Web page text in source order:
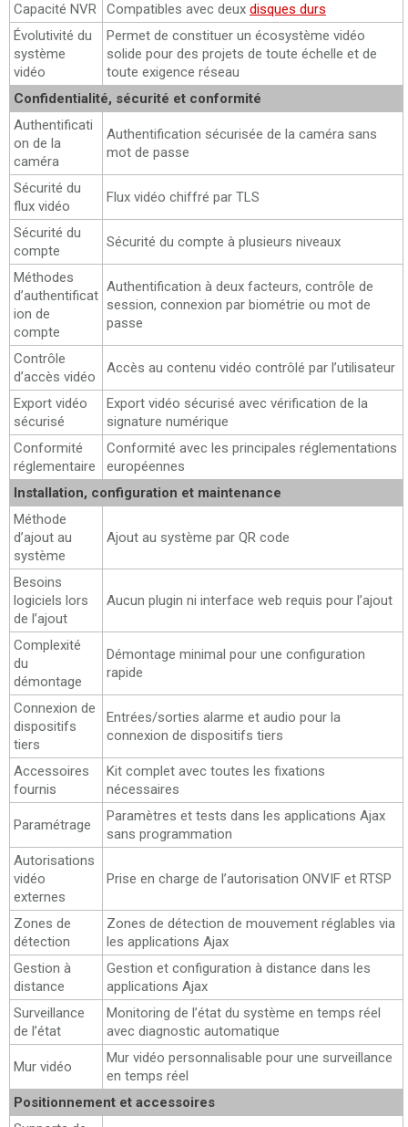
Capacité NVR Compatibles avec deux disques durs
Évolutivité du
système
vidéo
Permet de constituer un écosystème vidéo
solide pour des projets de toute échelle et de
toute exigence réseau
Confidentialité, sécurité et conformité
Authentificati
on de la
caméra
Authentification sécurisée de la caméra sans
mot de passe
Sécurité du
flux vidéo
Flux vidéo chiffré par TLS
Sécurité du
compte
Sécurité du compte à plusieurs niveaux
Méthodes
d’authentificat
ion de
compte
Authentification à deux facteurs, contrôle de
session, connexion par biométrie ou mot de
passe
Contrôle
d’accès vidéo
Accès au contenu vidéo contrôlé par l’utilisateur
Export vidéo
sécurisé
Export vidéo sécurisé avec vérification de la
signature numérique
Conformité
réglementaire
Conformité avec les principales réglementations
européennes
Installation, configuration et maintenance
Méthode
d’ajout au
système
Ajout au système par QR code
Besoins
logiciels lors
de l’ajout
Aucun plugin ni interface web requis pour l’ajout
Complexité
du
démontage
Démontage minimal pour une configuration
rapide
Connexion de
dispositifs
tiers
Entrées/sorties alarme et audio pour la
connexion de dispositifs tiers
Accessoires
fournis
Kit complet avec toutes les fixations
nécessaires
Paramétrage
Paramètres et tests dans les applications Ajax
sans programmation
Autorisations
vidéo
externes
Prise en charge de l’autorisation ONVIF et RTSP
Zones de
détection
Zones de détection de mouvement réglables via
les applications Ajax
Gestion à
distance
Gestion et configuration à distance dans les
applications Ajax
Surveillance
de l’état
Monitoring de l’état du système en temps réel
avec diagnostic automatique
Mur vidéo
Mur vidéo personnalisable pour une surveillance
en temps réel
Positionnement et accessoires